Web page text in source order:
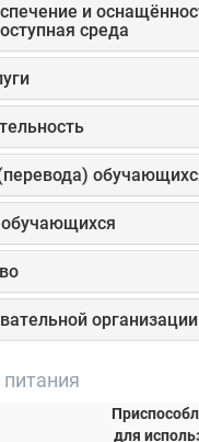
и
среда
организации
для